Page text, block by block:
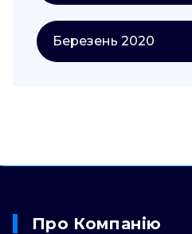
Березень 2020
Про Компанію